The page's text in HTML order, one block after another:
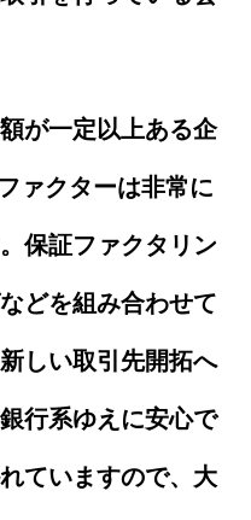
が一定以上ある企
ァクターは非常に
保証ファクタリン
どを組み合わせて
しい取引先開拓へ
行系ゆえに安心で
ていますので、大